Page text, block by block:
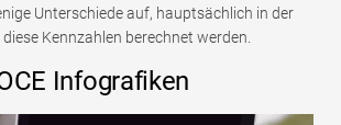
Unterschiede auf, hauptsächlich in der
Kennzahlen berechnet werden.
Infografiken